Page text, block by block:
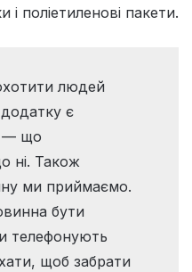
і поліетиленові пакети.
людей
є
— що
ні. Також
ми приймаємо.
бути
телефонують
щоб забрати